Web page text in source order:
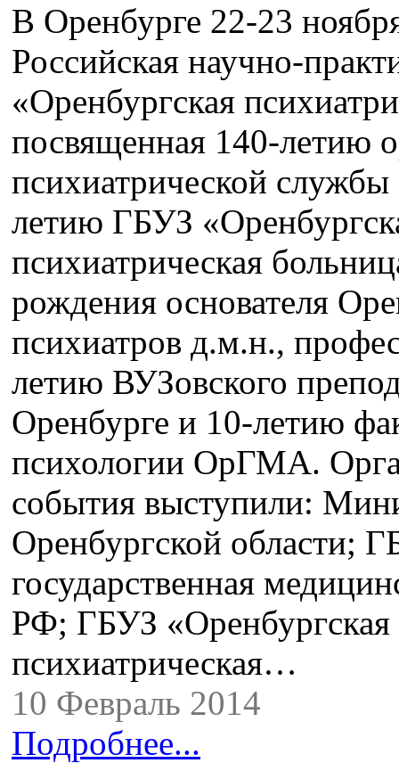
В Оренбурге 22-23
Российская научно-
«Оренбургская
посвященная 140-летию
психиатрической
летию ГБУЗ
психиатрическая
рождения основателя
психиатров д.м.н.,
летию ВУЗовского
Оренбурге и 10-летию
психологии ОрГМА.
события выступили:
Оренбургской области;
государственная
РФ; ГБУЗ «Оренбургская
психиатрическая…
10 Февраль 2014
Подробнее...